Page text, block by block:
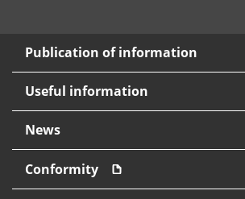
Publication of information
Useful information
News
Conformity